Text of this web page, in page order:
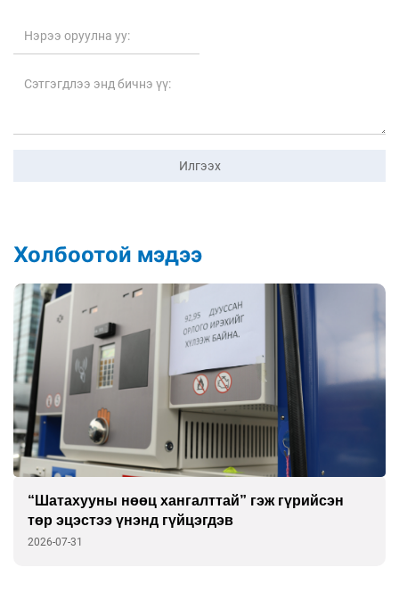
Илгээх
Холбоотой мэдээ
16 орны төлөөлөгч шүлхий өвчинтэй тэмцэх
дэлхийн шинэ стратегийг хэлэлцэх нь
2026-07-30